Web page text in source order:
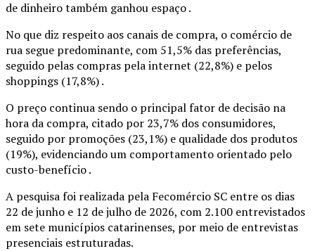
de dinheiro também ganhou espaço .
No que diz respeito aos canais de compra, o comércio de
rua segue predominante, com 51,5% das preferências,
seguido pelas compras pela internet (22,8%) e pelos
shoppings (17,8%) .
O preço continua sendo o principal fator de decisão na
hora da compra, citado por 23,7% dos consumidores,
seguido por promoções (23,1%) e qualidade dos produtos
(19%), evidenciando um comportamento orientado pelo
custo-benefício .
A pesquisa foi realizada pela Fecomércio SC entre os dias
22 de junho e 12 de julho de 2026, com 2.100 entrevistados
em sete municípios catarinenses, por meio de entrevistas
presenciais estruturadas.